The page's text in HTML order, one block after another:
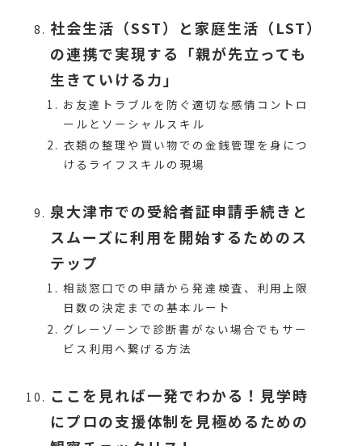
社会生活（SST）と家庭生活（LST）
の連携で実現する「親が先立っても
生きていける力」
お友達トラブルを防ぐ適切な感情コントロ
ールとソーシャルスキル
衣類の整理や買い物での金銭管理を身につ
けるライフスキルの現場
泉大津市での受給者証申請手続きと
スムーズに利用を開始するためのス
テップ
相談窓口での申請から発達検査、利用上限
日数の決定までの基本ルート
グレーゾーンで診断書がない場合でもサー
ビス利用へ繋げる方法
ここを見れば一発でわかる！見学時
にプロの支援体制を見極めるための